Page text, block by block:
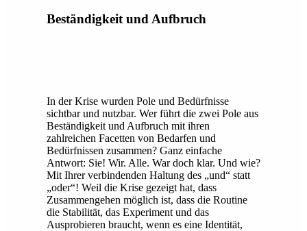
Beständigkeit und Aufbruch
In der Krise wurden Pole und Bedürfnisse
sichtbar und nutzbar. Wer führt die zwei Pole aus
Beständigkeit und Aufbruch mit ihren
zahlreichen Facetten von Bedarfen und
Bedürfnissen zusammen? Ganz einfache
Antwort: Sie! Wir. Alle. War doch klar. Und wie?
Mit Ihrer verbindenden Haltung des „und“ statt
„oder“! Weil die Krise gezeigt hat, dass
Zusammengehen möglich ist, dass die Routine
die Stabilität, das Experiment und das
Ausprobieren braucht, wenn es eine Identität,